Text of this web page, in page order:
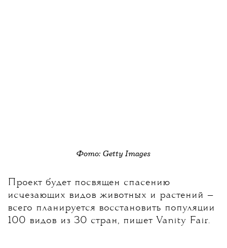
Фото: Getty Images
Проект будет посвящен спасению
исчезающих видов животных и растений —
всего планируется восстановить популяции
100 видов из 30 стран, пишет Vanity Fair.